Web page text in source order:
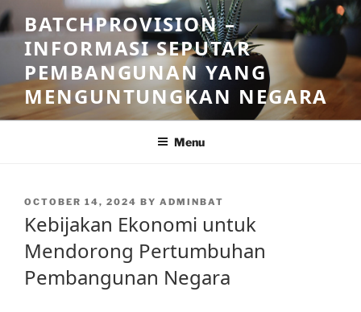
Skip
to
content
BATCHPROVISION –
INFORMASI SEPUTAR
PEMBANGUNAN YANG
MENGUNTUNGKAN NEGARA
Menu
POSTED
OCTOBER 14, 2024 BY ADMINBAT
Kebijakan Ekonomi untuk
Mendorong Pertumbuhan
Pembangunan Negara